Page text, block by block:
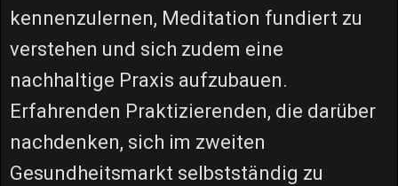
kennenzulernen, Meditation fundiert zu
verstehen und sich zudem eine
nachhaltige Praxis aufzubauen.
Erfahrenden Praktizierenden, die darüber
nachdenken, sich im zweiten
Gesundheitsmarkt selbstständig zu